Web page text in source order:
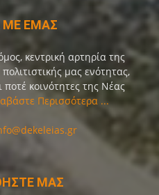
ΜΕ ΕΜΑΣ
κεντρική αρτηρία της
πολιτιστικής μας ενότητας,
κοινότητες της Νέας
Περισσότερα ...
ΜΑΣ